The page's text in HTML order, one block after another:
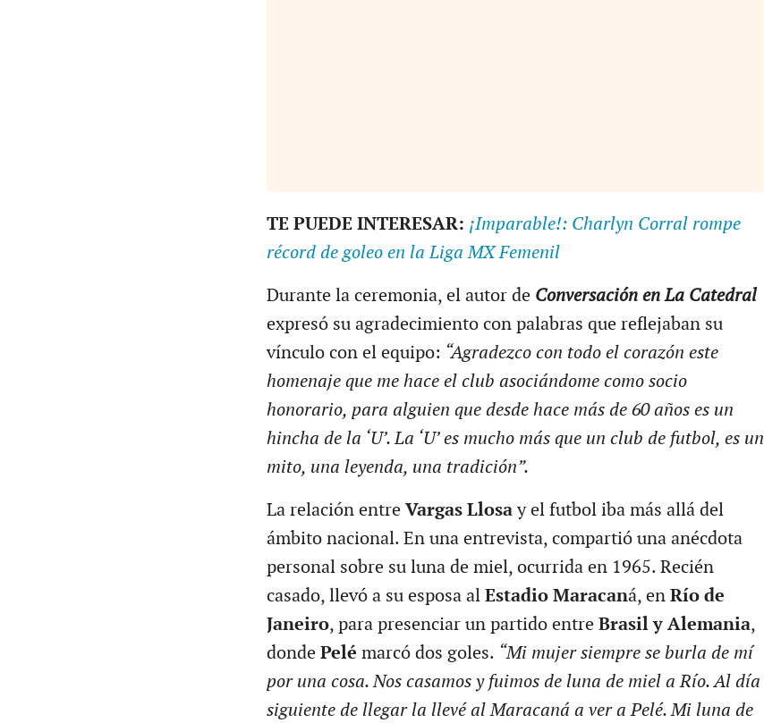
TE PUEDE INTERESAR: ¡Imparable!: Charlyn Corral rompe
récord de goleo en la Liga MX Femenil
Durante la ceremonia, el autor de Conversación en La Catedral
expresó su agradecimiento con palabras que reflejaban su
vínculo con el equipo: “Agradezco con todo el corazón este
homenaje que me hace el club asociándome como socio
honorario, para alguien que desde hace más de 60 años es un
hincha de la ‘U’. La ‘U’ es mucho más que un club de futbol, es un
mito, una leyenda, una tradición”.
La relación entre Vargas Llosay el futbol iba más allá del
ámbito nacional. En una entrevista, compartió una anécdota
personal sobre su luna de miel, ocurrida en 1965. Recién
casado, llevó a su esposa al Estadio Maracaná, enRío de
Janeiro, para presenciar un partido entre Brasil y Alemania,
donde Pelé marcó dos goles. “Mi mujer siempre se burla de mí
por una cosa. Nos casamos y fuimos de luna de miel a Río. Al día
siguiente de llegar la llevé al Maracaná a ver a Pelé. Mi luna de